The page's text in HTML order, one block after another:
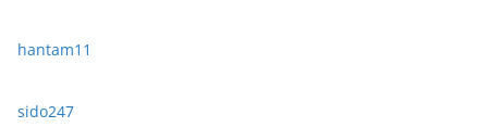
hantam11
sido247